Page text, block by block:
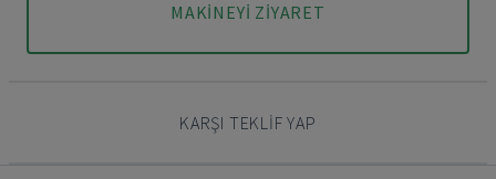
MAKINEYI ZIYARET
KARŞI TEKLIF YAP